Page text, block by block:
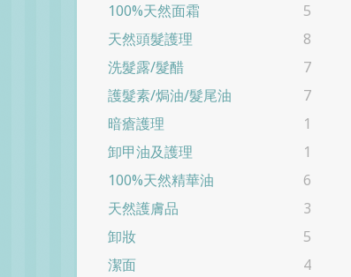
100%天然面霜
5
天然頭髮護理
8
洗髮露/髮醋
7
護髮素/焗油/髮尾油
7
暗瘡護理
1
卸甲油及護理
1
100%天然精華油
6
天然護膚品
3
卸妝
5
潔面
4